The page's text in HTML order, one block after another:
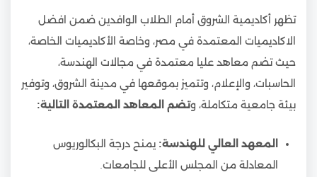
تظهر أكاديمية الشروق أمام الطلاب الوافدين ضمن افضل
الاكاديميات المعتمدة في مصر، وخاصة الأكاديميات الخاصة،
حيث تضم معاهد عليا معتمدة في مجالات الهندسة،
الحاسبات، والإعلام، وتتميز بموقعها في مدينة الشروق، وتوفير
بيئة جامعية متكاملة، وتضم المعاهد المعتمدة التالية:
المعهد العالي للهندسة: يمنح درجة البكالوريوس
المعادلة من المجلس الأعلى للجامعات.